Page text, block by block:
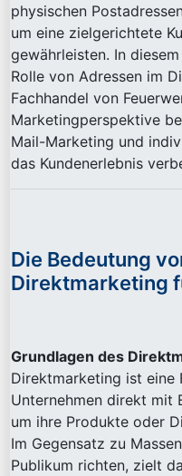
physischen
um eine zielgerichtete
gewährleisten. In
Rolle von Adressen im
Fachhandel von
Marketingperspektive
Mail-Marketing und
das Kundenerlebnis
Die Bedeutung
Direktmarketing
Grundlagen des
Direktmarketing ist eine
Unternehmen direkt mit
um ihre Produkte oder
Im Gegensatz zu
Publikum richten, zielt